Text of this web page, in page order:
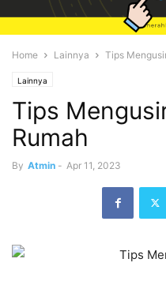
Home Lainnya Tips
Lainnya
Tips
Rumah
By Atmin - Apr 11, 2023